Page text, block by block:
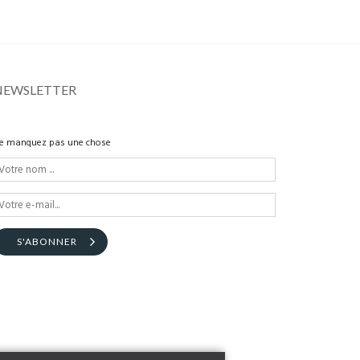
manquez pas une chose
S'ABONNER